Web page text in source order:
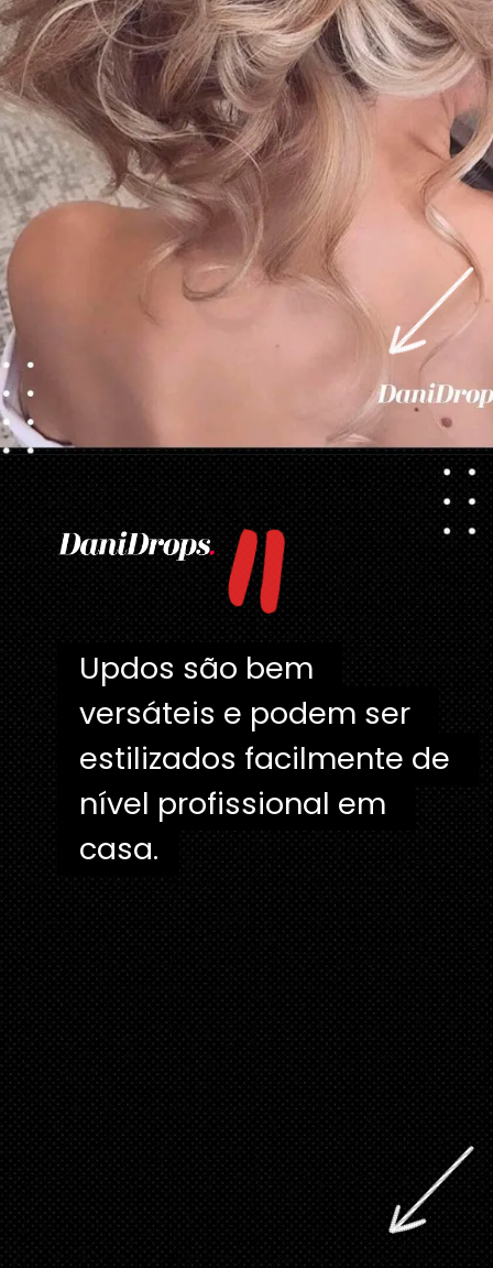
Opening https://danidrops.com.br/tendencia-cabelo-loiro-2025/
"
Updos são bem
versáteis e podem ser
estilizados facilmente de
nível profissional em
casa.
Updos são bem
versáteis e podem ser
estilizados facilmente de
nível profissional em
casa.